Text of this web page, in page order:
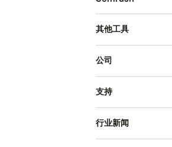
其他工具
公司
支持
行业新闻